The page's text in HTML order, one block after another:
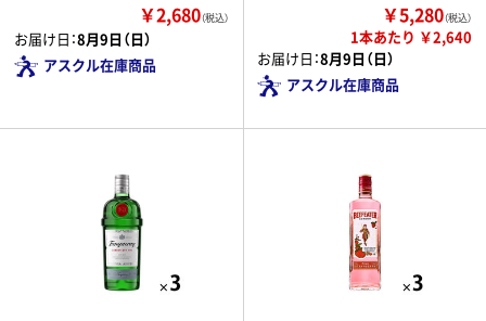
￥2,680（税込）
お届け日：8月9日（日）
アスクル在庫商品
￥5,280（税込）
1本あたり ￥2,640
お届け日：8月9日（日）
アスクル在庫商品